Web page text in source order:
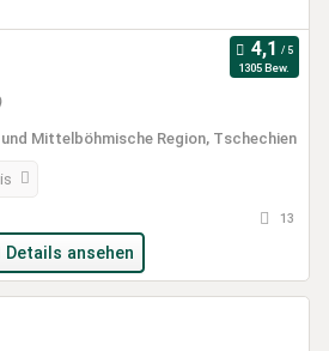
1305 Bew.
und Mittelböhmische Region, Tschechien
13
Details ansehen